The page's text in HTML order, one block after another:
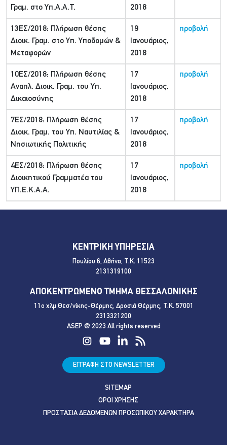
Γραμ. στο Υπ.Α.Α.Τ.
2018
13ΕΣ/2018: Πλήρωση θέσης
Διοικ. Γραμ. στο Υπ. Υποδομών &
Μεταφορών
19
Ιανουάριος,
2018
προβολή
10ΕΣ/2018: Πλήρωση θέσης
Αναπλ. Διοικ. Γραμ. του Υπ.
Δικαιοσύνης
17
Ιανουάριος,
2018
προβολή
7ΕΣ/2018: Πλήρωση θέσης
Διοικ. Γραμ. του Υπ. Ναυτιλίας &
Νησιωτικής Πολιτικής
17
Ιανουάριος,
2018
προβολή
4ΕΣ/2018: Πλήρωση θέσης
Διοικητικού Γραμματέα του
ΥΠ.Ε.Κ.Α.Α.
17
Ιανουάριος,
2018
προβολή
ΚΕΝΤΡΙΚΗ ΥΠΗΡΕΣΙΑ
Πουλίου 6, Αθήνα, Τ.Κ. 11523
2131319100
ΑΠΟΚΕΝΤΡΩΜΕΝΟ ΤΜΗΜΑ ΘΕΣΣΑΛΟΝΙΚΗΣ
11ο χλμ Θεσ/νίκης-Θέρμης, Δροσιά Θέρμης, Τ.Κ. 57001
2313321200
ASEP @ 2023 All rights reserved
ΕΓΓΡΑΦΗ ΣΤΟ NEWSLETTER
SITEMAP
ΟΡΟΙ ΧΡΗΣΗΣ
ΠΡΟΣΤΑΣΙΑ ΔΕΔΟΜΕΝΩΝ ΠΡΟΣΩΠΙΚΟΥ ΧΑΡΑΚΤΗΡΑ